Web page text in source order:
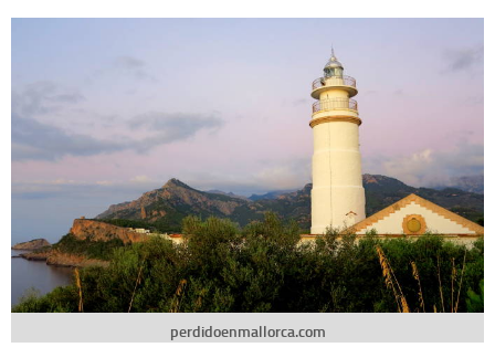
perdidoenmallorca.com